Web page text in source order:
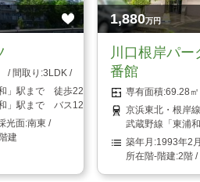
3LDK
」駅まで 徒歩22分
」駅まで バス12分 「二十三夜坂下停留
南東
建
1,880万円
川口根岸パ
番館
69.28
京浜東北・根岸
武蔵野線「東浦
1993年2
2階 /